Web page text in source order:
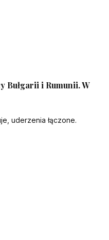
Bułgarii i Rumunii. W